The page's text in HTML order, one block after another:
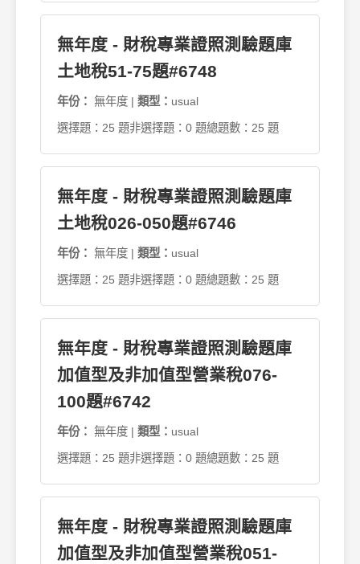
無年度 - 財稅專業證照測驗題庫
土地稅51-75題#6748
年份： 無年度 | 類型： usual
選擇題：25 題非選擇題：0 題總題數：25 題
無年度 - 財稅專業證照測驗題庫
土地稅026-050題#6746
年份： 無年度 | 類型： usual
選擇題：25 題非選擇題：0 題總題數：25 題
無年度 - 財稅專業證照測驗題庫
加值型及非加值型營業稅076-
100題#6742
年份： 無年度 | 類型： usual
選擇題：25 題非選擇題：0 題總題數：25 題
無年度 - 財稅專業證照測驗題庫
加值型及非加值型營業稅051-